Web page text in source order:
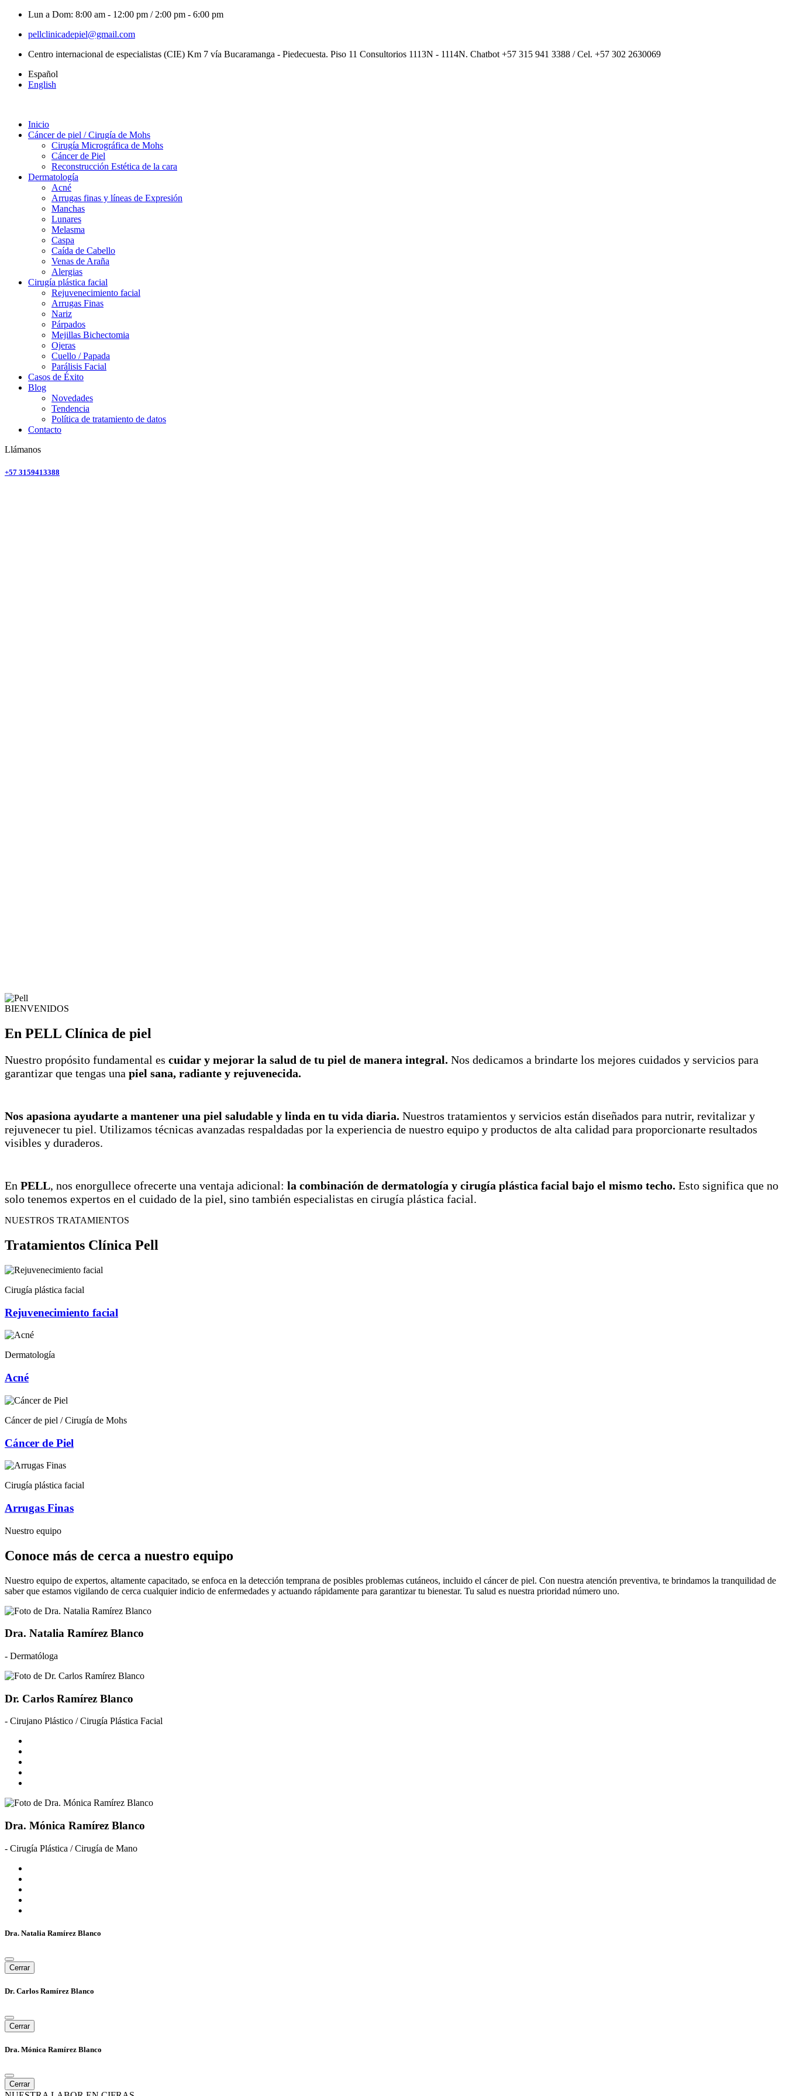
Lun a Dom: 8:00 am - 12:00 pm / 2:00 pm - 6:00 pm
pellclinicadepiel@gmail.com
Centro internacional de especialistas (CIE) Km 7 vía Bucaramanga - Piedecuesta. Piso 11 Consultorios 1113N - 1114N. Chatbot +57 315 941 3388 / Cel. +57 302 2630069
Español
English
Inicio
Cáncer de piel / Cirugía de Mohs
Cirugía Micrográfica de Mohs
Cáncer de Piel
Reconstrucción Estética de la cara
Dermatología
Acné
Arrugas finas y líneas de Expresión
Manchas
Lunares
Melasma
Caspa
Caída de Cabello
Venas de Araña
Alergias
Cirugía plástica facial
Rejuvenecimiento facial
Arrugas Finas
Nariz
Párpados
Mejillas Bichectomia
Ojeras
Cuello / Papada
Parálisis Facial
Casos de Éxito
Blog
Novedades
Tendencia
Política de tratamiento de datos
Contacto
Llámanos
+57 3159413388
BIENVENIDOS
En PELL Clínica de piel
Nuestro propósito fundamental es cuidar y mejorar la salud de tu piel de manera integral. Nos dedicamos a brindarte los mejores cuidados y servicios para
garantizar que tengas una piel sana, radiante y rejuvenecida.
Nos apasiona ayudarte a mantener una piel saludable y linda en tu vida diaria. Nuestros tratamientos y servicios están diseñados para nutrir, revitalizar y
rejuvenecer tu piel. Utilizamos técnicas avanzadas respaldadas por la experiencia de nuestro equipo y productos de alta calidad para proporcionarte resultados
visibles y duraderos.
En PELL, nos enorgullece ofrecerte una ventaja adicional: la combinación de dermatología y cirugía plástica facial bajo el mismo techo. Esto significa que no
solo tenemos expertos en el cuidado de la piel, sino también especialistas en cirugía plástica facial.
NUESTROS TRATAMIENTOS
Tratamientos Clínica Pell
Cirugía plástica facial
Rejuvenecimiento facial
Dermatología
Acné
Cáncer de piel / Cirugía de Mohs
Cáncer de Piel
Cirugía plástica facial
Arrugas Finas
Nuestro equipo
Conoce más de cerca a nuestro equipo
Nuestro equipo de expertos, altamente capacitado, se enfoca en la detección temprana de posibles problemas cutáneos, incluido el cáncer de piel. Con nuestra atención preventiva, te brindamos la tranquilidad de
saber que estamos vigilando de cerca cualquier indicio de enfermedades y actuando rápidamente para garantizar tu bienestar. Tu salud es nuestra prioridad número uno.
Dra. Natalia Ramírez Blanco
- Dermatóloga
Dr. Carlos Ramírez Blanco
- Cirujano Plástico / Cirugía Plástica Facial
Dra. Mónica Ramírez Blanco
- Cirugía Plástica / Cirugía de Mano
Dra. Natalia Ramírez Blanco
Cerrar
Dr. Carlos Ramírez Blanco
Cerrar
Dra. Mónica Ramírez Blanco
Cerrar